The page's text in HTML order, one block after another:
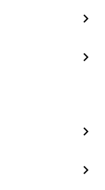
chevron_right
chevron_right
chevron_right
chevron_right